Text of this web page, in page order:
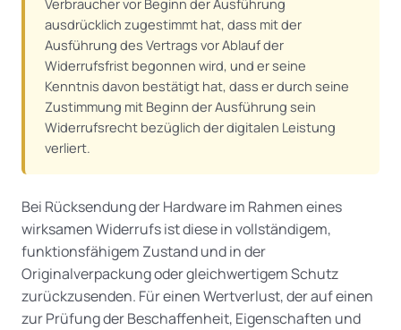
Verbraucher vor Beginn der Ausführung
ausdrücklich zugestimmt hat, dass mit der
Ausführung des Vertrags vor Ablauf der
Widerrufsfrist begonnen wird, und er seine
Kenntnis davon bestätigt hat, dass er durch seine
Zustimmung mit Beginn der Ausführung sein
Widerrufsrecht bezüglich der digitalen Leistung
verliert.
Bei Rücksendung der Hardware im Rahmen eines
wirksamen Widerrufs ist diese in vollständigem,
funktionsfähigem Zustand und in der
Originalverpackung oder gleichwertigem Schutz
zurückzusenden. Für einen Wertverlust, der auf einen
zur Prüfung der Beschaffenheit, Eigenschaften und